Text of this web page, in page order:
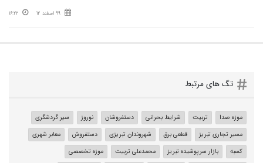
99 اسفند 12 16:22
تگ های مرتبط
موزه صدا تربیت شرایط بحرانی دستفروشان نوروز
سیر گردشگری
مسیر تجاری تبریز
قطعی برق شهروندان تبریزی دستفروش
معابر شهری
کسبه
بازار سرپوشیده تبریز محمدعلی تربیت
موزه تخصصی